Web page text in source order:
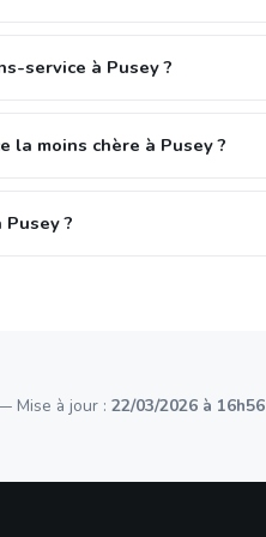
service à Pusey ?
la moins chère à Pusey ?
?
Mise à jour : 22/03/2026 à 16h56